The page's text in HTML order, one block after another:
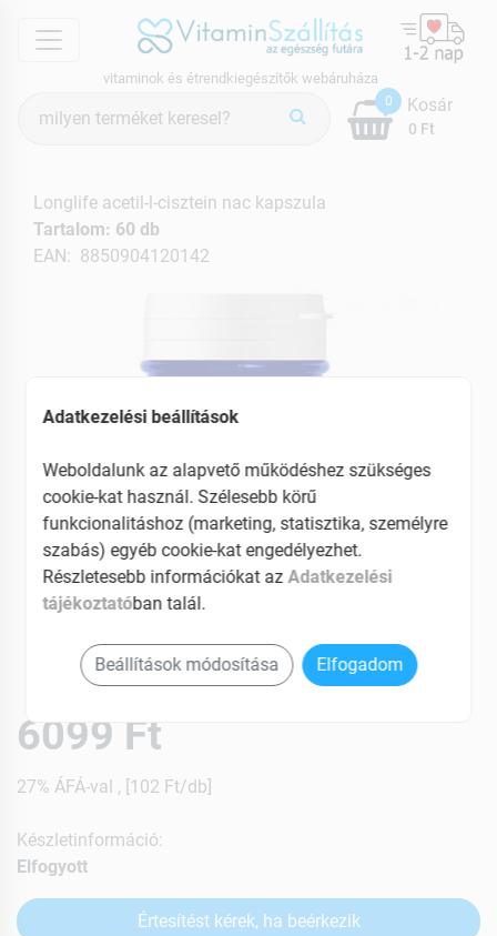
menu
vitaminok és étrendkiegészítők webáruháza
keresés
0
0 Ft
Kosár
Longlife acetil-l-cisztein nac kapszula
Tartalom: 60 db
EAN: 8850904120142
6099 Ft
27% ÁFÁ-val , [102 Ft/db]
Készletinformáció:
Elfogyott
Értesítést kérek, ha beérkezik
Adatkezelési beállítások
Weboldalunk az alapvető működéshez szükséges
cookie-kat használ. Szélesebb körű
funkcionalitáshoz (marketing, statisztika, személyre
szabás) egyéb cookie-kat engedélyezhet.
Részletesebb információkat azAdatkezelési
tájékoztatóban talál.
Beállítások módosítása Elfogadom